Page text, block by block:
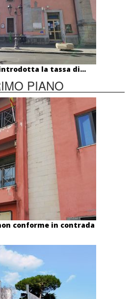
la tassa di...
PIANO
conforme in contrada